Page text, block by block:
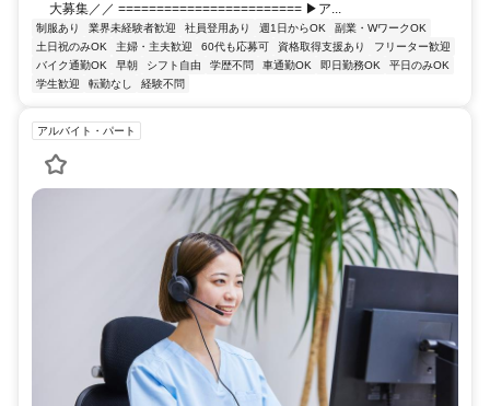
大募集／／ ======================== ▶ア...
制服あり 業界未経験者歓迎 社員登用あり 週1日からOK
副業・WワークOK
土日祝のみOK
主婦・主夫歓迎 60代も応募可 資格取得支援あり
フリーター歓迎
バイク通勤OK
早朝 シフト自由 学歴不問 車通勤OK 即日勤務OK
平日のみOK
学生歓迎
転勤なし 経験不問
アルバイト・パート